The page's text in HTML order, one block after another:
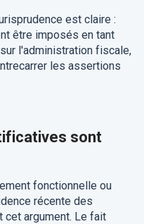
est claire :
être imposés en tant
l'administration fiscale,
les assertions
sont
fonctionnelle ou
récente des
cet argument. Le fait